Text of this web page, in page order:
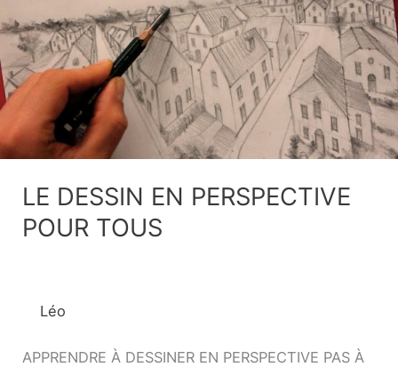
LE DESSIN EN PERSPECTIVE
POUR TOUS
Léo
APPRENDRE À DESSINER EN PERSPECTIVE PAS À
EN
PERSPECTIVE
POUR
TOUS